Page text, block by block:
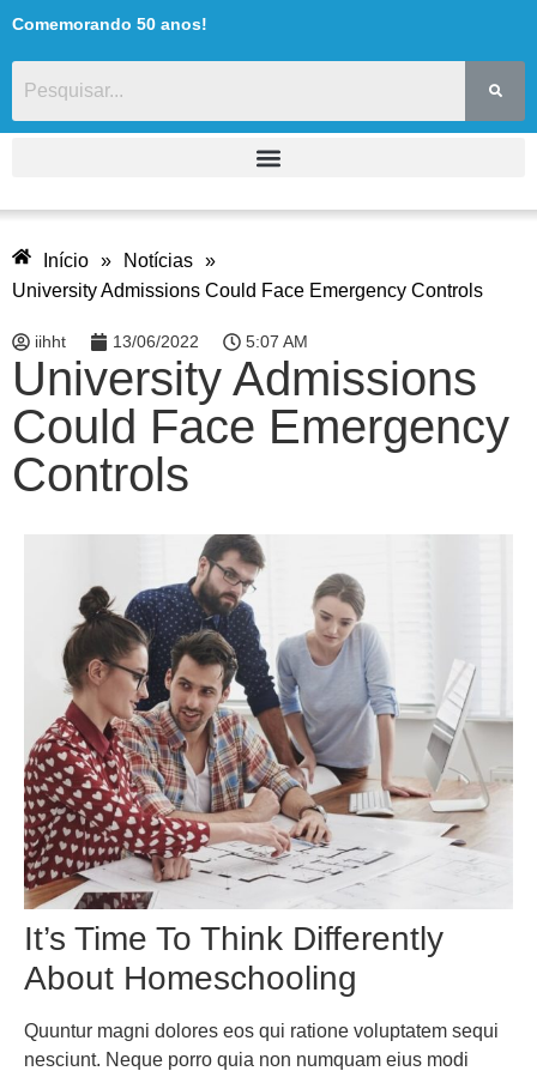
Comemorando 50 anos!
Início » Notícias »
University Admissions Could Face Emergency Controls
iihht 13/06/2022 5:07 AM
University Admissions
Could Face Emergency
Controls
It’s Time To Think Differently
About Homeschooling
Quuntur magni dolores eos qui ratione voluptatem sequi
nesciunt. Neque porro quia non numquam eius modi